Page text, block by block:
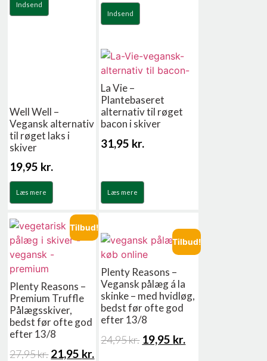
Indsend
Well Well –
Vegansk alternativ
til røget laks i
skiver
19,95 kr.
Læs mere
Indsend
La Vie –
Plantebaseret
alternativ til røget
bacon i skiver
31,95 kr.
Læs mere
Tilbud!
Plenty Reasons –
Premium Truffle
Pålægsskiver,
bedst før ofte god
efter 13/8
27,95kr. 21,95 kr.
Tilbud!
Plenty Reasons –
Vegansk pålæg á la
skinke – med hvidløg,
bedst før ofte god
efter 13/8
24,95kr. 19,95 kr.